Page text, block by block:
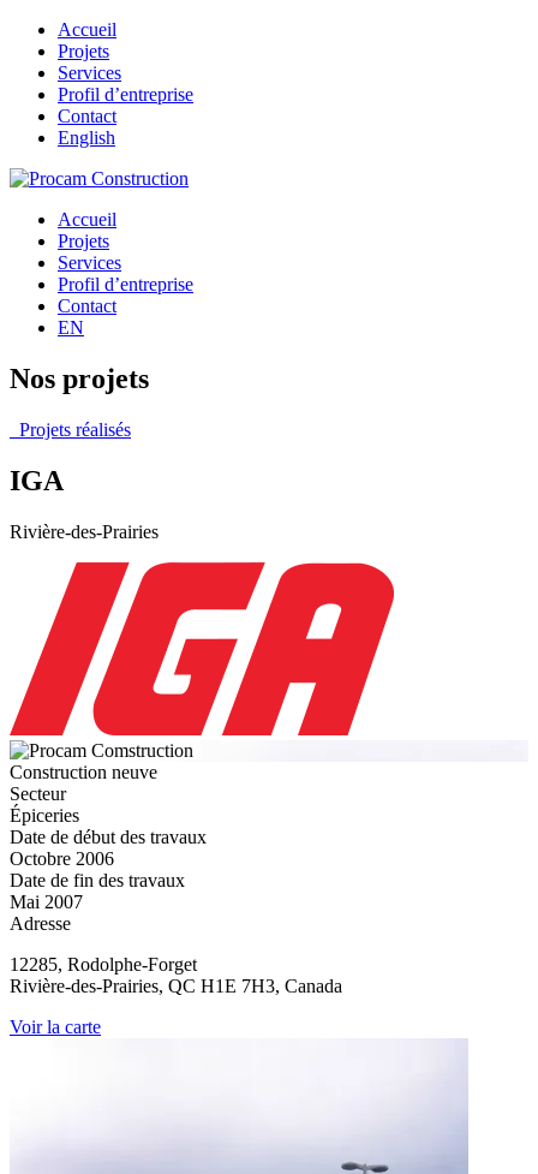
Accueil
Projets
Services
Profil d’entreprise
Contact
English
Accueil
Projets
Services
Profil d’entreprise
Contact
EN
Nos projets
Projets réalisés
IGA
Rivière-des-Prairies
Construction neuve
Secteur
Épiceries
Date de début des travaux
Octobre 2006
Date de fin des travaux
Mai 2007
Adresse
12285, Rodolphe-Forget
Rivière-des-Prairies, QC H1E 7H3, Canada
Voir la carte